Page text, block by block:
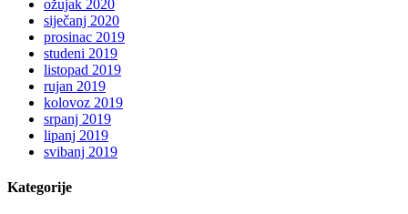
ožujak 2020
siječanj 2020
prosinac 2019
studeni 2019
listopad 2019
rujan 2019
kolovoz 2019
srpanj 2019
lipanj 2019
svibanj 2019
Kategorije